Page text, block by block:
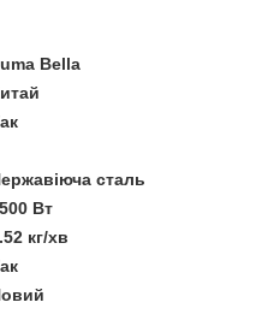
Bella
сталь
Вт
кг/хв